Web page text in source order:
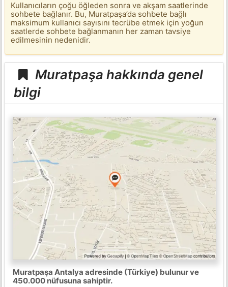
Kullanıcıların çoğu öğleden sonra ve akşam saatlerinde
sohbete bağlanır. Bu, Muratpaşa’da sohbete bağlı
maksimum kullanıcı sayısını tecrübe etmek için yoğun
saatlerde sohbete bağlanmanın her zaman tavsiye
edilmesinin nedenidir.
Muratpaşa hakkında genel
bilgi
Muratpaşa Antalya adresinde (Türkiye) bulunur ve
450.000 nüfusuna sahiptir.